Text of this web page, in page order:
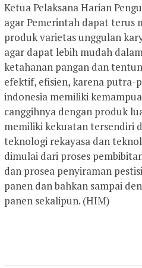
Ketua Pelaksana Harian
agar Pemerintah dapat terus
produk varietas unggulan
agar dapat lebih mudah
ketahanan pangan dan
efektif, efisien, karena putra-
indonesia memiliki
canggihnya dengan produk
memiliki kekuatan tersendiri
teknologi rekayasa dan
dimulai dari proses
dan prosea penyiraman
panen dan bahkan sampai
panen sekalipun. (HIM)